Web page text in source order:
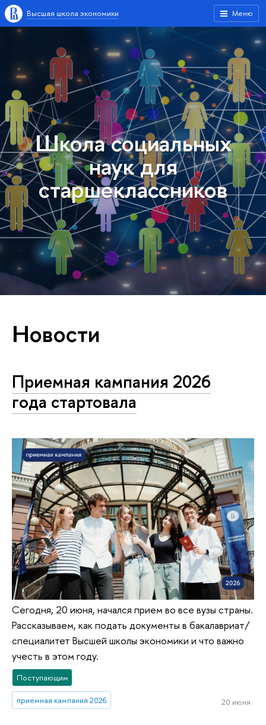
Меню
Высшая школа экономики
Школа социальных
наук для
старшеклассников
Новости
Приемная кампания 2026
года стартовала
Сегодня, 20 июня, начался прием во все вузы страны.
Рассказываем, как подать документы в бакалавриат/
специалитет Высшей школы экономики и что важно
учесть в этом году.
Поступающим
приемная кампания 2026 20 июня